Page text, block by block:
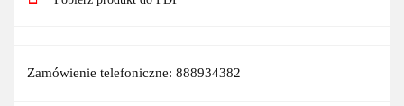
Zamówienie telefoniczne: 888934382